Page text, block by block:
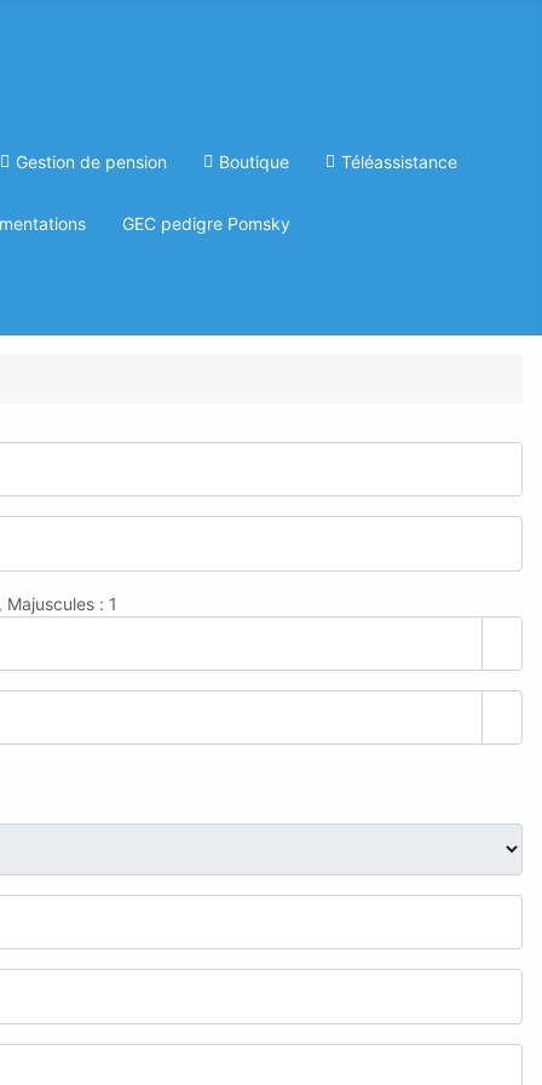
Gestion de pension Boutique Téléassistance
GEC pedigre Pomsky
: 1